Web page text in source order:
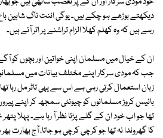
دیکھتے بوڑھے ہو چکے ہیں۔ یوگی اننت ناگ شاہین
رہے ہیں کہ وہ کھلم کھلا الزام تراشنے پر اتر آئے ہیں۔
ان کے خیال میں مسلمان اپنی خواتین اور بچوں کو
جب کہ مودی سرکار اپنے مختلف بیانات میں
زبان استعمال کرتی رہی ہے اس سے یہی تاثر مل رہا
بائیس کروڑ مسلمانوں کو چیونٹی سمجھ کر اپنے پیروں
تھا جو اب خود ان کے گلے پڑتا نظر آ رہا ہے۔ پہلا
کا گھروندا نہ تھا جو کرچی کرچی ہو جاتا، آج بھارت